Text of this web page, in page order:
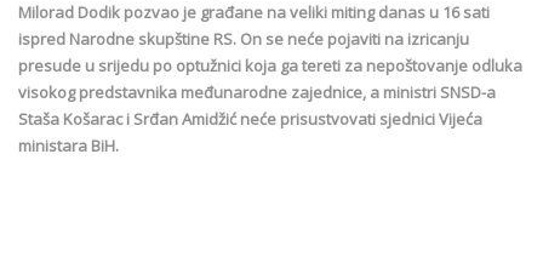
Milorad Dodik pozvao je građane na veliki miting danas u 16 sati
ispred Narodne skupštine RS. On se neće pojaviti na izricanju
presude u srijedu po optužnici koja ga tereti za nepoštovanje odluka
visokog predstavnika međunarodne zajednice, a ministri SNSD-a
Staša Košarac i Srđan Amidžić neće prisustvovati sjednici Vijeća
ministara BiH.